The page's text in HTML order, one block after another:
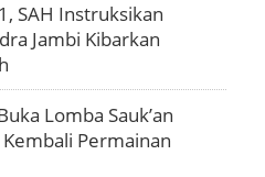
SAH Instruksikan
Jambi Kibarkan
Lomba Sauk’an
Permainan